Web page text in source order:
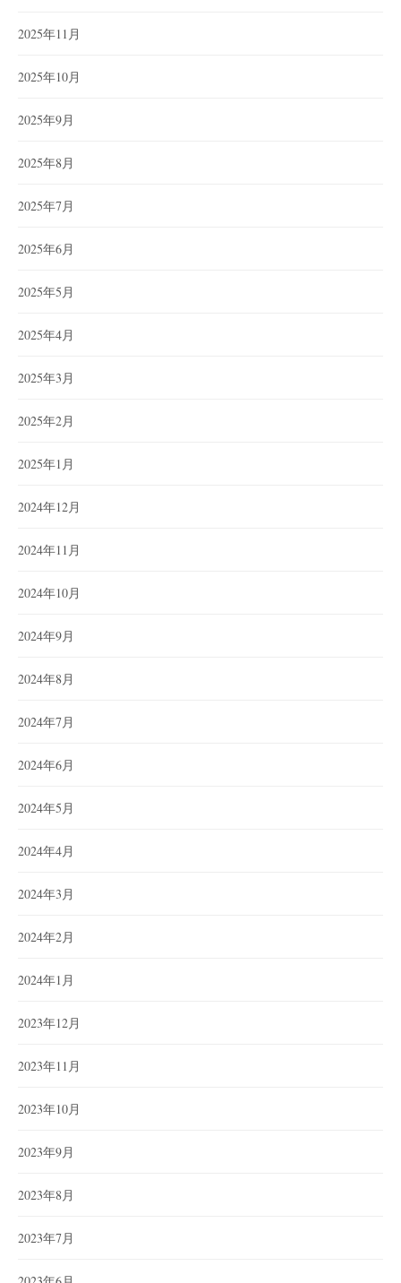
2025年11月
2025年10月
2025年9月
2025年8月
2025年7月
2025年6月
2025年5月
2025年4月
2025年3月
2025年2月
2025年1月
2024年12月
2024年11月
2024年10月
2024年9月
2024年8月
2024年7月
2024年6月
2024年5月
2024年4月
2024年3月
2024年2月
2024年1月
2023年12月
2023年11月
2023年10月
2023年9月
2023年8月
2023年7月